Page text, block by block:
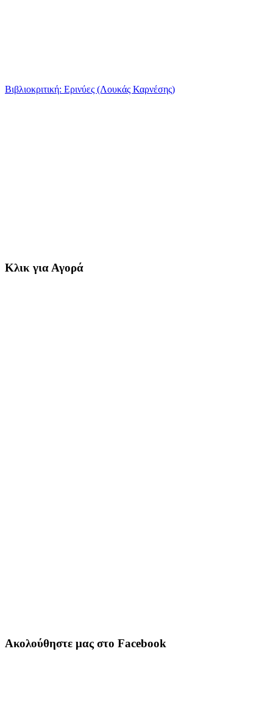
Βιβλιοκριτική: Ερινύες (Λουκάς Καρνέσης)
Κλικ για Αγορά
Ακολούθηστε μας στο Facebook